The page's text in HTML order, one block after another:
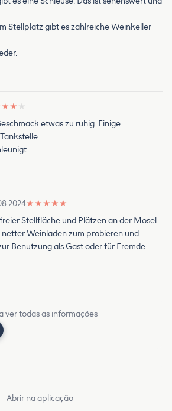
Stellplatz gibt es zahlreiche Weinkeller
★ ★ ★
etwas zu ruhig. Einige
★ ★ ★ ★ ★
Stellfläche und Plätzen an der Mosel.
Weinladen zum probieren und
Benutzung als Gast oder für Fremde
ver todas as informações
Abrir na aplicação